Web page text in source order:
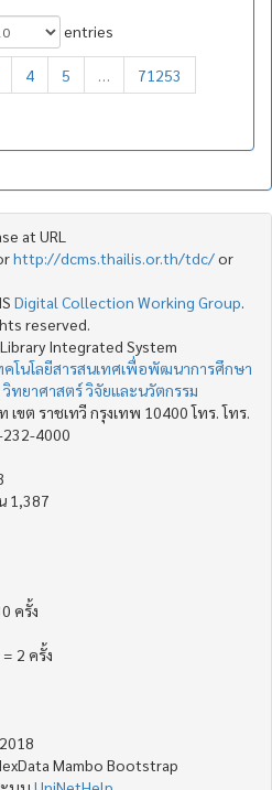
entries
4 5 …
71253
at URL
http://dcms.thailis.or.th/tdc/or
Digital Collection Working Group.
reserved.
Integrated System
คโนโลยีสารสนเทศเพื่อพัฒนาการศึกษา
ทยาศาสตร์ วิจัยและนวัตกรรม
ขต ราชเทวี กรุงเทพ 10400 โทร. โทร.
4000
1,387
ครั้ง
2 ครั้ง
Mambo Bootstrap